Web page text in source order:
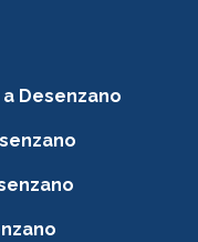
Desenzano